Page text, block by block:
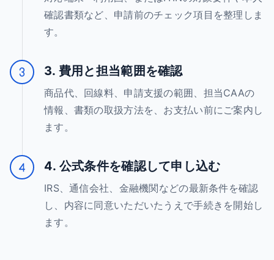
確認書類など、申請前のチェック項目を整理しま
す。
3. 費用と担当範囲を確認
商品代、回線料、申請支援の範囲、担当CAAの
情報、書類の取扱方法を、お支払い前にご案内し
ます。
4. 公式条件を確認して申し込む
IRS、通信会社、金融機関などの最新条件を確認
し、内容に同意いただいたうえで手続きを開始し
ます。